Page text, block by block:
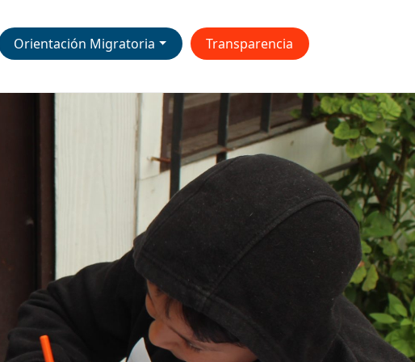
Orientación Migratoria Transparencia